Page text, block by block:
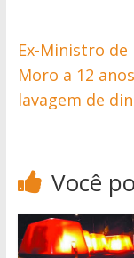
Ex-Ministro de
Moro a 12
lavagem de
Você